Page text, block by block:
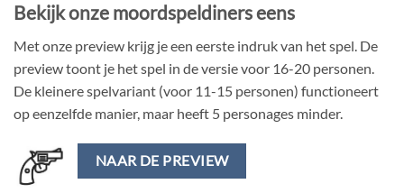
Bekijk onze moordspeldiners eens
Met onze preview krijg je een eerste indruk van het spel. De
preview toont je het spel in de versie voor 16-20 personen.
De kleinere spelvariant (voor 11-15 personen) functioneert
op eenzelfde manier, maar heeft 5 personages minder.
NAAR DE PREVIEW